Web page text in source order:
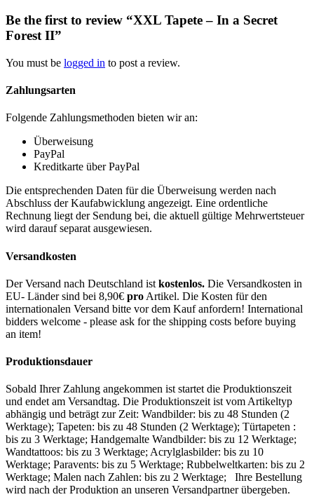
Be the first to review “XXL Tapete – In a Secret
Forest II”
You must be logged in to post a review.
Zahlungsarten
Folgende Zahlungsmethoden bieten wir an:
Überweisung
PayPal
Kreditkarte über PayPal
Die entsprechenden Daten für die Überweisung werden nach
Abschluss der Kaufabwicklung angezeigt. Eine ordentliche
Rechnung liegt der Sendung bei, die aktuell gültige Mehrwertsteuer
wird darauf separat ausgewiesen.
Versandkosten
Der Versand nach Deutschland ist kostenlos. Die Versandkosten in
EU- Länder sind bei 8,90€ pro Artikel. Die Kosten für den
internationalen Versand bitte vor dem Kauf anfordern! International
bidders welcome - please ask for the shipping costs before buying
an item!
Produktionsdauer
Sobald Ihrer Zahlung angekommen ist startet die Produktionszeit
und endet am Versandtag. Die Produktionszeit ist vom Artikeltyp
abhängig und beträgt zur Zeit: Wandbilder: bis zu 48 Stunden (2
Werktage); Tapeten: bis zu 48 Stunden (2 Werktage); Türtapeten :
bis zu 3 Werktage; Handgemalte Wandbilder: bis zu 12 Werktage;
Wandtattoos: bis zu 3 Werktage; Acrylglasbilder: bis zu 10
Werktage; Paravents: bis zu 5 Werktage; Rubbelweltkarten: bis zu 2
Werktage; Malen nach Zahlen: bis zu 2 Werktage; Ihre Bestellung
wird nach der Produktion an unseren Versandpartner übergeben.